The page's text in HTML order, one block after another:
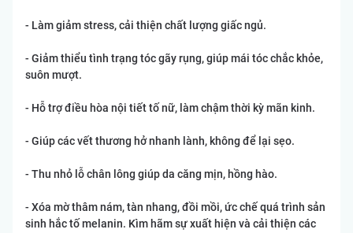
- Làm giảm stress, cải thiện chất lượng giấc ngủ.
- Giảm thiểu tình trạng tóc gãy rụng, giúp mái tóc chắc khỏe,
suôn mượt.
- Hỗ trợ điều hòa nội tiết tố nữ, làm chậm thời kỳ mãn kinh.
- Giúp các vết thương hở nhanh lành, không để lại sẹo.
- Thu nhỏ lỗ chân lông giúp da căng mịn, hồng hào.
- Xóa mờ thâm nám, tàn nhang, đồi mồi, ức chế quá trình sản
sinh hắc tố melanin. Kìm hãm sự xuất hiện và cải thiện các